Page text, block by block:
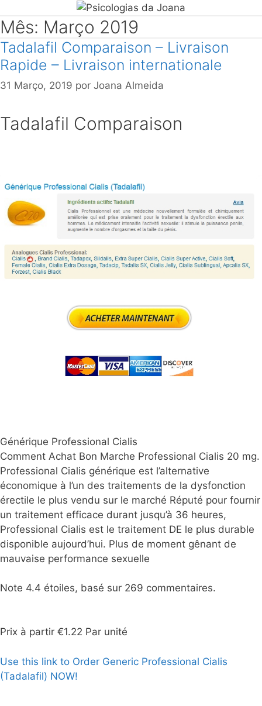
Mês: Março 2019
Tadalafil Comparaison – Livraison
Rapide – Livraison internationale
31 Março, 2019 por Joana Almeida
Tadalafil Comparaison
Générique Professional Cialis
Comment Achat Bon Marche Professional Cialis 20 mg.
Professional Cialis générique est l’alternative
économique à l’un des traitements de la dysfonction
érectile le plus vendu sur le marché Réputé pour fournir
un traitement efficace durant jusqu’à 36 heures,
Professional Cialis est le traitement DE le plus durable
disponible aujourd’hui. Plus de moment gênant de
mauvaise performance sexuelle
Note 4.4 étoiles, basé sur 269 commentaires.
Prix à partir €1.22 Par unité
Use this link to Order Generic Professional Cialis
(Tadalafil) NOW!